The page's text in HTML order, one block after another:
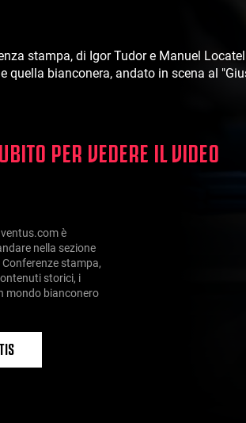
stampa, di Igor Tudor e Manuel
quella bianconera, andato in scena al
PER VEDERE IL VIDEO
è
nella sezione
stampa,
storici, i
mondo bianconero